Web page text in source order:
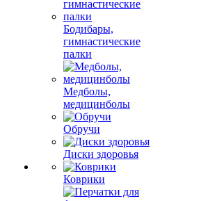
Бодибары,
гимнастические
палки
Медболы,
медицинболы
Обручи
Диски здоровья
Коврики